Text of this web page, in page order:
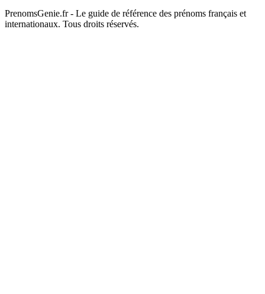
PrenomsGenie.fr - Le guide de référence des prénoms français et
internationaux. Tous droits réservés.